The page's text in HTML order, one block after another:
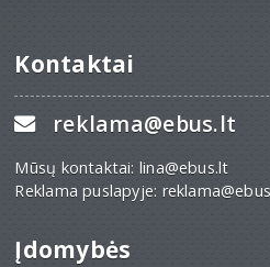
Kontaktai
reklama@ebus.lt
Mūsų kontaktai: lina@ebus.lt
Reklama puslapyje:
Įdomybės